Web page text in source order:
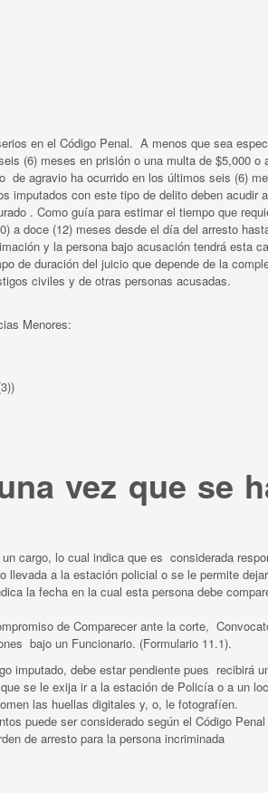
en el Código Penal. A menos que sea
(6) meses en prisión o una multa de $5,000
de agravio ha ocurrido en los últimos seis (6)
con este tipo de delito deben acudir
. Como guía para estimar el tiempo que
a doce (12) meses desde el día del arresto
y la persona bajo acusación tendrá esta
de duración del juicio que depende de la
civiles y de otras personas acusadas.
Menores:
vez que se
cargo, lo cual indica que es considerada
llevada a la estación policial o se le permite
la fecha en la cual esta persona debe
de Comparecer ante la corte,
bajo un Funcionario. (Formulario 11.1).
imputado, debe estar pendiente pues recibirá
se le exija ir a la estación de Policía o a un
las huellas digitales y, o, le fotografíen.
puede ser considerado según el Código
de arresto para la persona incriminada